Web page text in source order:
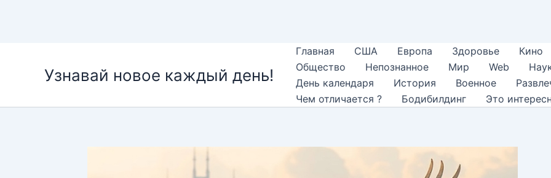
содержимомуУзнавай новое каждый день!
Главная США Европа Здоровье
Кино
Общество
Непознанное Мир Web
День календаря
История Военное
Чем отличается ?
Бодибилдинг Это